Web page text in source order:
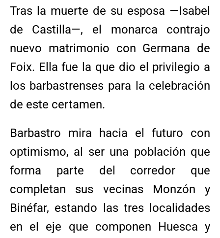
Tras la muerte de su esposa —Isabel
de Castilla—, el monarca contrajo
nuevo matrimonio con Germana de
Foix. Ella fue la que dio el privilegio a
los barbastrenses para la celebración
de este certamen.
Barbastro mira hacia el futuro con
optimismo, al ser una población que
forma parte del corredor que
completan sus vecinas Monzón y
Binéfar, estando las tres localidades
en el eje que componen Huesca y